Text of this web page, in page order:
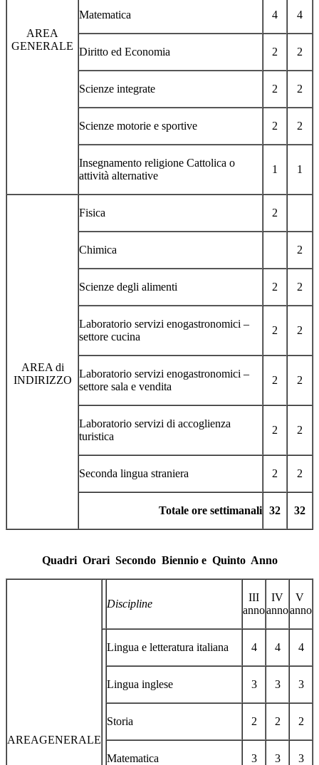
AREA
GENERALE
Matematica 4 4
Diritto ed Economia 2 2
Scienze integrate 2 2
Scienze motorie e sportive 2 2
Insegnamento religione Cattolica o
attività alternative
1 1
AREA di
INDIRIZZO
Fisica 2
Chimica 2
Scienze degli alimenti 2 2
Laboratorio servizi enogastronomici –
settore cucina
2 2
Laboratorio servizi enogastronomici –
settore sala e vendita
2 2
Laboratorio servizi di accoglienza
turistica
2 2
Seconda lingua straniera 2 2
Totale ore settimanali 32 32
Quadri Orari Secondo Biennio eQuintoAnno
AREAGENERALE
Discipline
III
anno
IV
anno
V
anno
Lingua e letteratura italiana 4 4 4
Lingua inglese 3 3 3
Storia 2 2 2
Matematica 3 3 3